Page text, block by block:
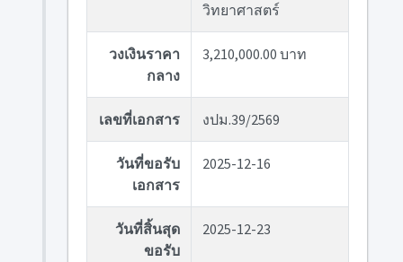
วิทยาศาสตร์
วงเงินราคา
กลาง
3,210,000.00 บาท
เลขที่เอกสาร งปม.39/2569
วันที่ขอรับ
เอกสาร
2025-12-16
วันที่สิ้นสุด
ขอรับ
2025-12-23